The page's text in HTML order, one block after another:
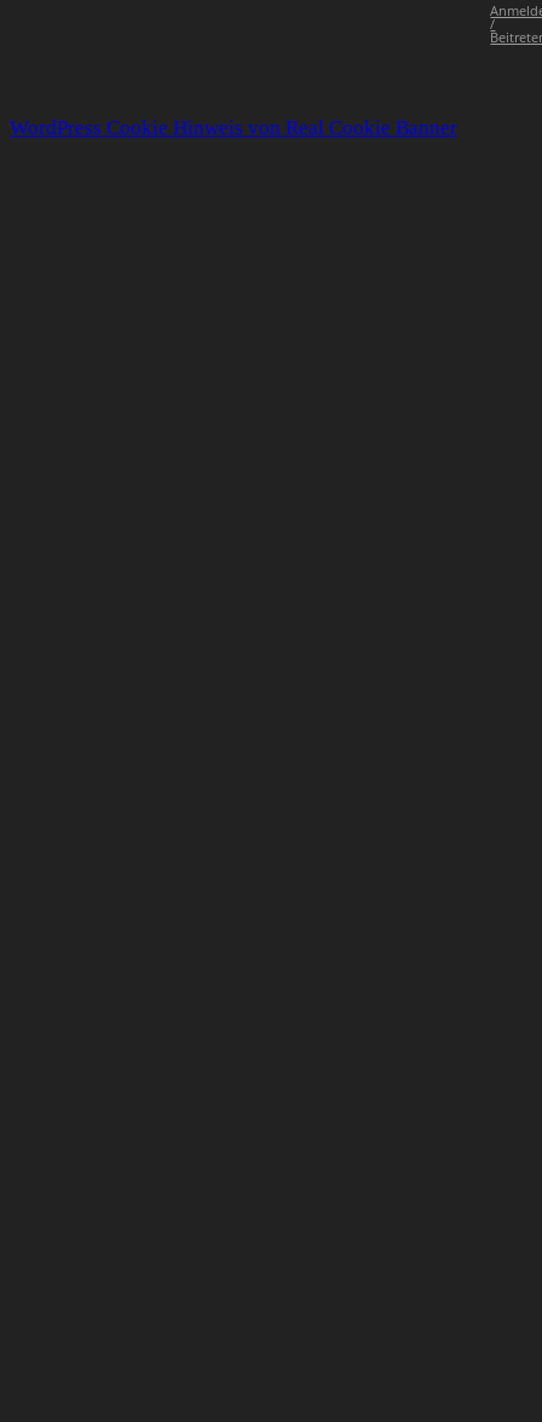
/
WordPress Cookie Hinweis von Real Cookie Banner